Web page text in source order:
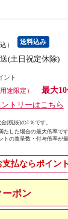
） 送料込み
(土日祝定休除)
途限定）
最大
トリーはこちら
(税抜)の1％です。
した場合の最大倍率です
トの進呈数・付与倍率が
払ならポイン
ーポン